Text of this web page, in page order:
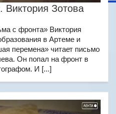
Зотова
с фронта» Виктория
в Артеме и
перемена» читает письмо
Он попал на фронт в
И [...]